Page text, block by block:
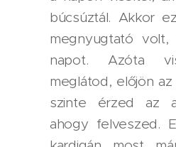
búcsúztál. Akkor
megnyugtató
napot. Azóta
meglátod, előjön
szinte érzed az
ahogy felveszed.